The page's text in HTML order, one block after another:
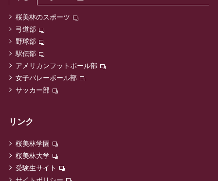
桜美林のスポーツ
弓道部
野球部
駅伝部
アメリカンフットボール部
女子バレーボール部
サッカー部
リンク
桜美林学園
桜美林大学
受験生サイト